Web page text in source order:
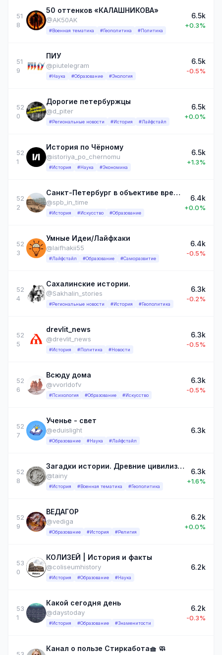
51
8
50 оттенков «КАЛАШНИКОВА»
@AK50AK
#Военная тематика #Геополитика #Политика
6.5k
+0.3%
51
9
ПИУ
@piutelegram
#Наука #Образование #Экология
6.5k
-0.5%
52
0
Дорогие петербуржцы
@d_piter
#Региональные новости #История #Лайфстайл
6.5k
+0.0%
52
1
История по Чёрному
@istoriya_po_chernomu
#История #Наука #Экономика
6.5k
+1.3%
52
2
Санкт-Петербург в объективе времени
@spb_in_time
#История #Искусство #Образование
6.4k
+0.0%
52
3
Умные Идеи/Лайфхаки
@laifhakii55
#Лайфстайл #Образование #Саморазвитие
6.4k
-0.5%
52
4
Сахалинские истории.
@Sakhalin_stories
#Региональные новости #История #Геополитика
6.3k
-0.2%
52
5
drevlit_news
@drevlit_news
#История #Политика #Новости
6.3k
-0.5%
52
6
Всюду дома
@vvorldofv
#Психология #Образование #Искусство
6.3k
-0.5%
52
7
Ученье - свет
@eduislight
#Образование #Наука #Лайфстайл
6.3k
52
8
Загадки истории. Древние цивилизации
@tainy
#История #Военная тематика #Геополитика
6.3k
+1.6%
52
9
ВЕДАГОР
@vediga
#Образование #История #Религия
6.2k
+0.0%
53
0
КОЛИЗЕЙ | История и факты
@coliseumhistory
#История #Образование #Наука
6.2k
53
1
Какой сегодня день
@daystoday
#История #Образование #Знаменитости
6.2k
-0.3%
Канал о пользе Стиркабота🧺 🧼